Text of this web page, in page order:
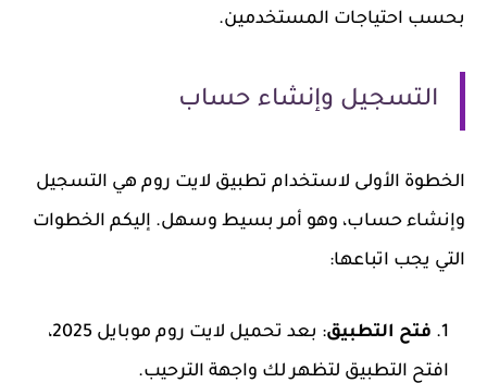
بحسب احتياجات المستخدمين.
التسجيل وإنشاء حساب
الخطوة الأولى لاستخدام تطبيق لايت روم هي التسجيل
وإنشاء حساب، وهو أمر بسيط وسهل. إليكم الخطوات
التي يجب اتباعها:
فتح التطبيق
: بعد تحميل لايت روم موبايل 2025،
افتح التطبيق لتظهر لك واجهة الترحيب.